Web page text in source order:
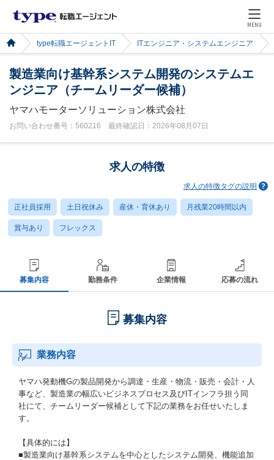
MENU
type転職エージェントIT ITエンジニア・システムエンジニア
製造業向け基幹系システム開発のシステムエ
ンジニア（チームリーダー候補）
ヤマハモーターソリューション株式会社
お問い合わせ番号：560216 最終確認日：2026年08月07日
求人の特徴
求人の特徴タグの説明
正社員採用 土日祝休み 産休・育休あり 月残業20時間以内
賞与あり フレックス
募集内容 勤務条件 企業情報 応募の流れ
募集内容
業務内容
ヤマハ発動機Gの製品開発から調達・生産・物流・販売・会計・人
事など、製造業の幅広いビジネスプロセス及びITインフラ担う同
社にて、チームリーダー候補として下記の業務をお任せいたしま
す。
【具体的には】
■製造業向け基幹系システムを中心としたシステム開発、機能追加